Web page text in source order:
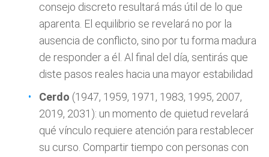
consejo discreto resultará más útil de lo que
aparenta. El equilibrio se revelará no por la
ausencia de conflicto, sino por tu forma madura
de responder a él. Al final del día, sentirás que
diste pasos reales hacia una mayor estabilidad
Cerdo (1947, 1959, 1971, 1983, 1995, 2007,
2019, 2031): un momento de quietud revelará
qué vínculo requiere atención para restablecer
su curso. Compartir tiempo con personas con